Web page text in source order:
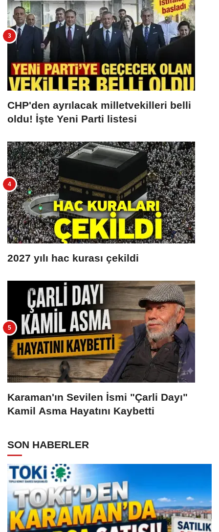
CHP'den ayrılacak milletvekilleri belli
oldu! İşte Yeni Parti listesi
2027 yılı hac kurası çekildi
Karaman'ın Sevilen İsmi "Çarli Dayı"
Kamil Asma Hayatını Kaybetti
SON HABERLER